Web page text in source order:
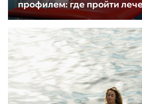
профилем: где пройти